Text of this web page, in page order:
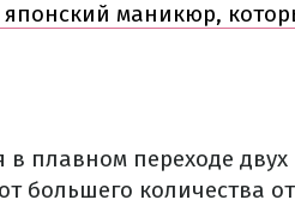
японский маникюр,
плавном переходе двух
большего количества